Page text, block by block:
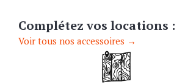
Complétez vos locations :
Voir tous nos accessoires →